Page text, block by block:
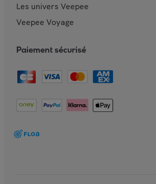
Les univers Veepee
Veepee Voyage
Paiement sécurisé